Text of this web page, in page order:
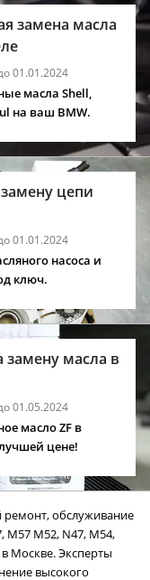
замена масла
01.01.2024
масла Shell,
на ваш BMW.
цепи
01.01.2024
насоса и
ключ.
замену масла в
01.05.2024
масло ZF в
цене!
обслуживание
M57 M52, N47, M54,
Москве. Эксперты
высокого